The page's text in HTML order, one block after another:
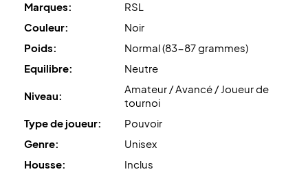
Marques:
RSL
Couleur:
Noir
Poids:
Normal (83-87 grammes)
Equilibre:
Neutre
Niveau:
Amateur / Avancé / Joueur de
tournoi
Type de joueur:
Pouvoir
Genre:
Unisex
Housse:
Inclus